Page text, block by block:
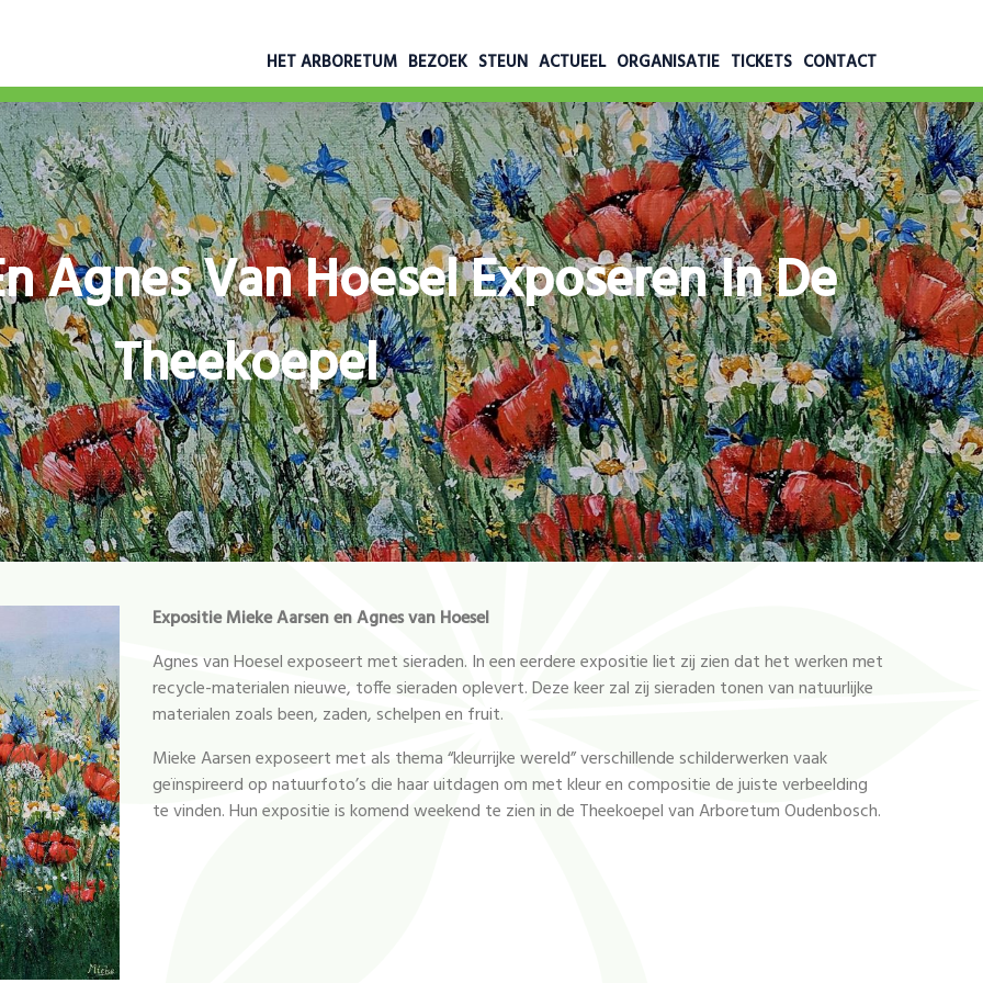
HET ARBORETUM BEZOEK STEUN ACTUEEL ORGANISATIE TICKETS CONTACT
Agnes Van Hoesel Exposeren In De
Theekoepel
Expositie Mieke Aarsen en Agnes van Hoesel
Agnes van Hoesel exposeert met sieraden. In een eerdere expositie liet zij zien dat het werken met
recycle-materialen nieuwe, toffe sieraden oplevert. Deze keer zal zij sieraden tonen van natuurlijke
materialen zoals been, zaden, schelpen en fruit.
Mieke Aarsen exposeert met als thema “kleurrijke wereld” verschillende schilderwerken vaak
geïnspireerd op natuurfoto’s die haar uitdagen om met kleur en compositie de juiste verbeelding
te vinden. Hun expositie is komend weekend te zien in de Theekoepel van Arboretum Oudenbosch.